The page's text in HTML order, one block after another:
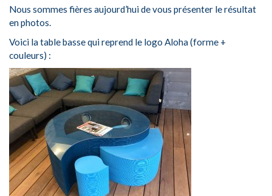
Nous sommes fières aujourd’hui de vous présenter le résultat
en photos.
Voici la table basse qui reprend le logo Aloha (forme +
couleurs) :